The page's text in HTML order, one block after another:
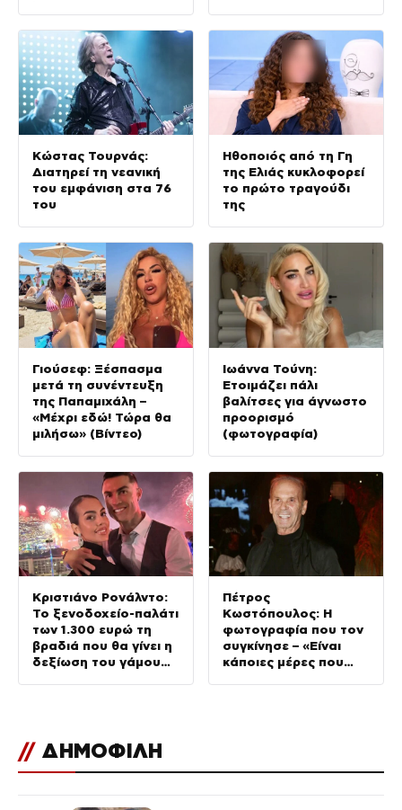
Κώστας Τουρνάς:
Διατηρεί τη νεανική
του εμφάνιση στα 76
του
Ηθοποιός από τη Γη
της Ελιάς κυκλοφορεί
το πρώτο τραγούδι
της
Γιούσεφ: Ξέσπασμα
μετά τη συνέντευξη
της Παπαμιχάλη –
«Μέχρι εδώ! Τώρα θα
μιλήσω» (Βίντεο)
Ιωάννα Τούνη:
Ετοιμάζει πάλι
βαλίτσες για άγνωστο
προορισμό
(φωτογραφία)
Κριστιάνο Ρονάλντο:
Το ξενοδοχείο-παλάτι
των 1.300 ευρώ τη
βραδιά που θα γίνει η
δεξίωση του γάμου
Πέτρος
Κωστόπουλος: Η
φωτογραφία που τον
συγκίνησε – «Είναι
κάποιες μέρες που
// ΔΗΜΟΦΙΛΗ